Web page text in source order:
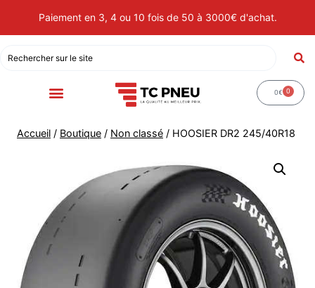
Paiement en 3, 4 ou 10 fois de 50 à 3000€ d'achat.
0€ 0
Accueil / Boutique / Non classé / HOOSIER DR2 245/40R18